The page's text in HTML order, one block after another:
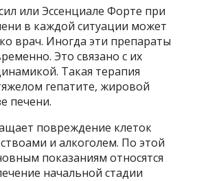
или Эссенциале Форте при
в каждой ситуации может
врач. Иногда эти препараты
Это связано с их
Такая терапия
гепатите, жировой
печени.
повреждение клеток
и алкоголем. По этой
показаниям относятся
начальной стадии